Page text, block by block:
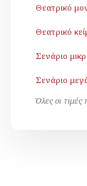
Θεατρικό
Θεατρικό
Σενάριο
Σενάριο
Όλες οι